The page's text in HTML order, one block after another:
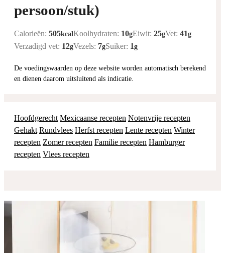
persoon/stuk)
Calorieën: 505kcalKoolhydraten: 10gEiwit: 25gVet: 41g
Verzadigd vet: 12gVezels: 7gSuiker: 1g
De voedingswaarden op deze website worden automatisch berekend
en dienen daarom uitsluitend als indicatie.
Hoofdgerecht Mexicaanse recepten Notenvrije recepten
Gehakt Rundvlees Herfst recepten Lente recepten Winter
recepten Zomer recepten Familie recepten Hamburger
recepten Vlees recepten